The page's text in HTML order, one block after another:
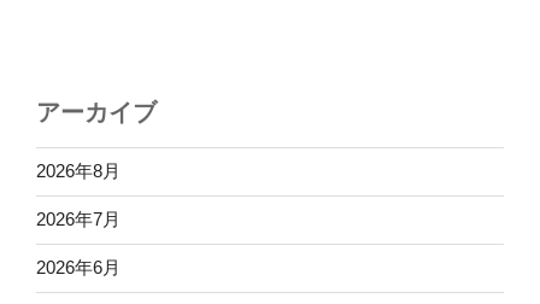
アーカイブ
2026年8月
2026年7月
2026年6月